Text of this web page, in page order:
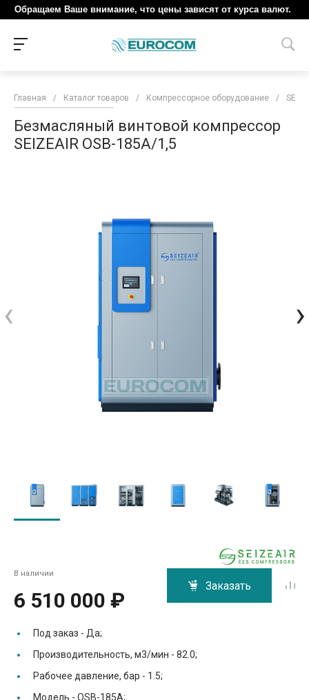
Обращаем Ваше внимание, что цены зависят от курса валют.
Главная / Каталог товаров / Компрессорное оборудование /
Безмасляный винтовой компрессор
SEIZEAIR OSB-185A/1,5
‹ ›
В наличии
6 510 000 ₽
Заказать
Под заказ - Да;
Производительность, м3/мин - 82.0;
Рабочее давление, бар - 1.5;
Модель - OSB-185A;